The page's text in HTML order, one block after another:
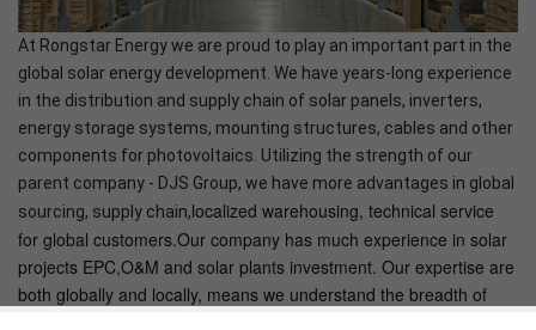
At Rongstar Energy we are proud to play an important part in the
global solar energy development. We have years-long experience
in the distribution and supply chain of solar panels, inverters,
energy storage systems, mounting structures, cables and other
components for photovoltaics. Utilizing the strength of our
parent company - DJS Group, we have more advantages in global
sourcing, supply chain,localized warehousing, technical service
for global customers.Our company has much experience in solar
projects EPC,O&M and solar plants investment. Our expertise are
both globally and locally, means we understand the breadth of